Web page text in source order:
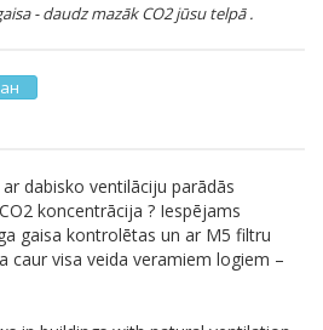
- daudz mazāk CO2 jūsu telpā .
dabisko ventilāciju parādās
koncentrācija ? Iespējams
gaisa kontrolētas un ar M5 filtru
caur visa veida veramiem logiem –